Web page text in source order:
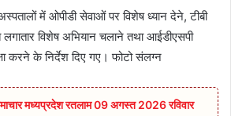
में ओपीडी सेवाओं पर विशेष ध्यान देने, टीबी
विशेष अभियान चलाने तथा आईडीएसपी
करने के निर्देश दिए गए। फोटो संलग्न
मध्यप्रदेश रतलाम 09 अगस्त 2026 रविवार